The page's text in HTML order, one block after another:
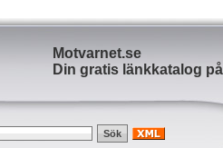
Motvarnet.se
Din gratis länkkatalog